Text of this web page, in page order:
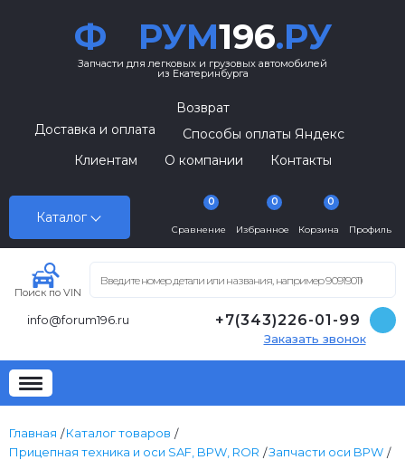
Ф РУМ196.РУ
Запчасти для легковых и грузовых автомобилей
из Екатеринбурга
Каталог
Возврат
Доставка и оплата
Способы оплаты Яндекс
Клиентам
О компании Контакты
Сравнение
0
Избранное
0
Корзина
0
Профиль
Поиск по VIN
info@forum196.ru +7(343)226-01-99
Заказать звонок
Главная
Каталог товаров
Прицепная техника и оси SAF, BPW, ROR
Запчасти оси BPW